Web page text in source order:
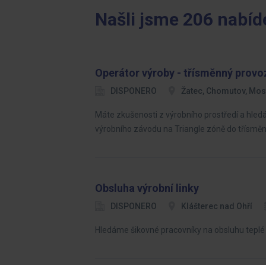
Našli jsme 206
Operátor výroby - třísměnný
DISPONERO Žatec, Chomutov,
Máte zkušenosti z výrobního prostředí a
výrobního závodu na Triangle zóně do
Obsluha výrobní linky
DISPONERO Klášterec nad Ohří
Hledáme šikovné pracovníky na obsluhu